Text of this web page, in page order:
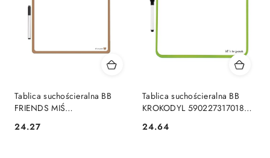
Tablica suchościeralna BB
FRIENDS MIŚ
280x370 Interdruk
Cena:
24.27
Tablica suchościeralna BB
KROKODYL 590227317018
Cena:
24.64